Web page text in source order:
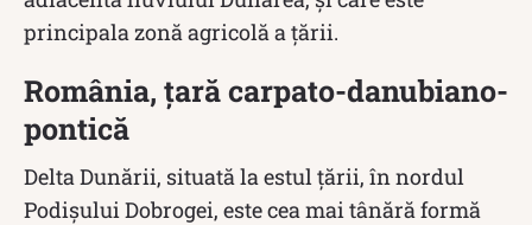
principala zonă agricolă a țării.
România, țară carpato-danubiano-
pontică
Delta Dunării, situată la estul țării, în nordul
Podișului Dobrogei, este cea mai tânără formă